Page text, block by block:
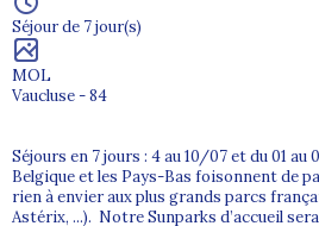
Séjour de 7 jour(s)
MOL
Vaucluse - 84
Séjours en 7 jours : 4 au 10/07 et du 01
Belgique et les Pays-Bas foisonnent de
rien à envier aux plus grands parcs
Astérix, ...). Notre Sunparks d’accueil